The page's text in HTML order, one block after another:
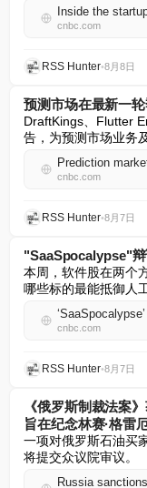
cnbc.com
RSS Hunter•8月8日
预测市场在最新一
DraftKings、Flutter
告，为预测市场业务
cnbc.com
RSS Hunter•8月7日
"SaaSpocalypse"
本周，软件股在两个
哪些标的最能抵御人
cnbc.com
RSS Hunter•8月7日
《俄罗斯制裁法案
旨在纪念林赛·格雷厄
一项对俄罗斯石油买
将提交众议院审议。